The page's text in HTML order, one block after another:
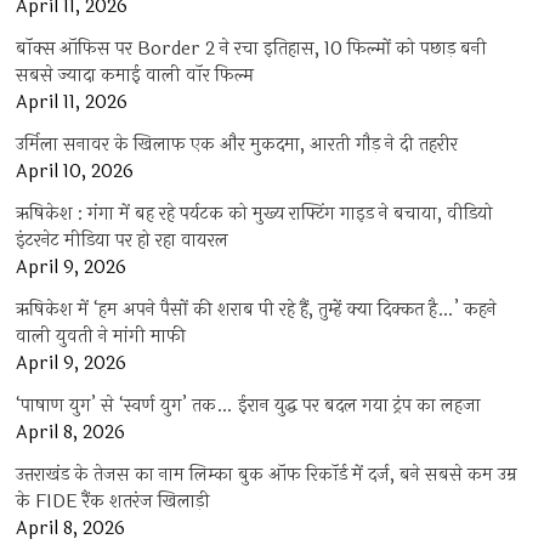
April 11, 2026
बॉक्स ऑफिस पर Border 2 ने रचा इतिहास, 10 फिल्मों को पछाड़ बनी
सबसे ज्यादा कमाई वाली वॉर फिल्म
April 11, 2026
उर्मिला सनावर के खिलाफ एक और मुकदमा, आरती गौड़ ने दी तहरीर
April 10, 2026
ऋषिकेश : गंगा में बह रहे पर्यटक को मुख्य राफ्टिंग गाइड ने बचाया, वीडियो
इंटरनेट मीडिया पर हो रहा वायरल
April 9, 2026
ऋषिकेश में ‘हम अपने पैसों की शराब पी रहे हैं, तुम्हें क्या दिक्कत है…’ कहने
वाली युवती ने मांगी माफी
April 9, 2026
‘पाषाण युग’ से ‘स्वर्ण युग’ तक… ईरान युद्ध पर बदल गया ट्रंप का लहजा
April 8, 2026
उत्तराखंड के तेजस का नाम लिम्का बुक ऑफ रिकॉर्ड में दर्ज, बने सबसे कम उम्र
के FIDE रैंक शतरंज खिलाड़ी
April 8, 2026